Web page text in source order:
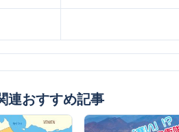
連おすすめ記事